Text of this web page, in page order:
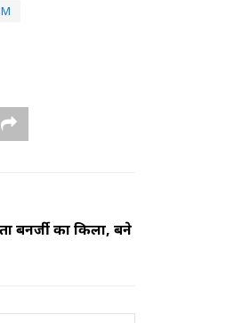
बनर्जी का किला, बने